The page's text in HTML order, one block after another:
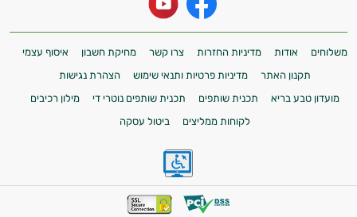
משלוחים אודות מדיניות החזרות צרו קשר מחיקת חשבון
איסוף עצמי
תקנון האתר
מדיניות פרטיות ותנאי שימוש
הצהרת נגישות
מועדון טבע בריא
תכנית שותפים תכנית שותפים נוטרי די
מילון רכיבים
לקוחות ממליצים
ביטול עסקה